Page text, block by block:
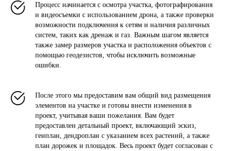
Процесс начинается с осмотра участка, фотографирования
и видеосъемки с использованием дрона, а также проверки
возможности подключения к сетям и наличия различных
систем, таких как дренаж и газ. Важным шагом является
также замер размеров участка и расположения объектов с
помощью геодезистов, чтобы исключить возможные
ошибки.
После этого мы предоставим вам общий вид размещения
элементов на участке и готовы внести изменения в
проект, учитывая ваши пожелания. Вам будет
предоставлен детальный проект, включающий эскиз,
генплан, дендроплан с указанием всех растений, а также
план дорожек и площадок. Весь проект будет согласован с